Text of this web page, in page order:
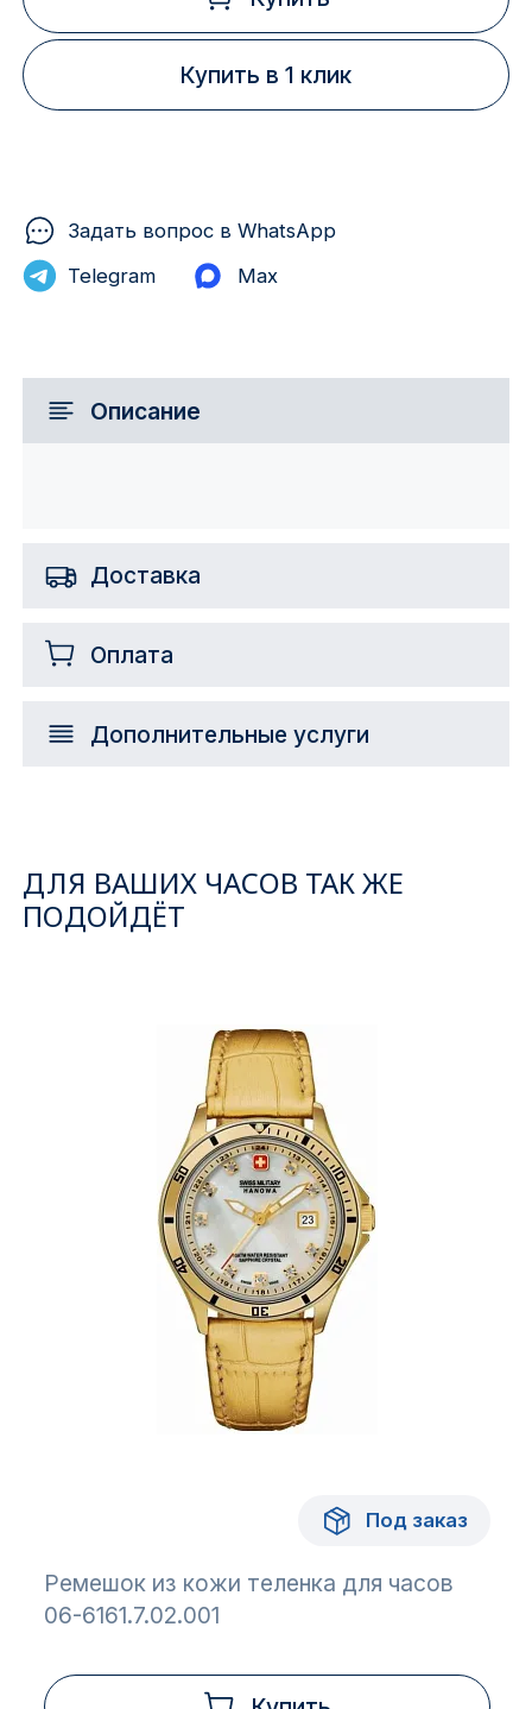
Купить в 1 клик
Задать вопрос в WhatsApp
Telegram
Max
Описание
Доставка
Оплата
Дополнительные услуги
ДЛЯ ВАШИХ ЧАСОВ ТАК ЖЕ
ПОДОЙДЁТ
Под заказ
Ремешок из кожи теленка для часов
06-6161.7.02.001